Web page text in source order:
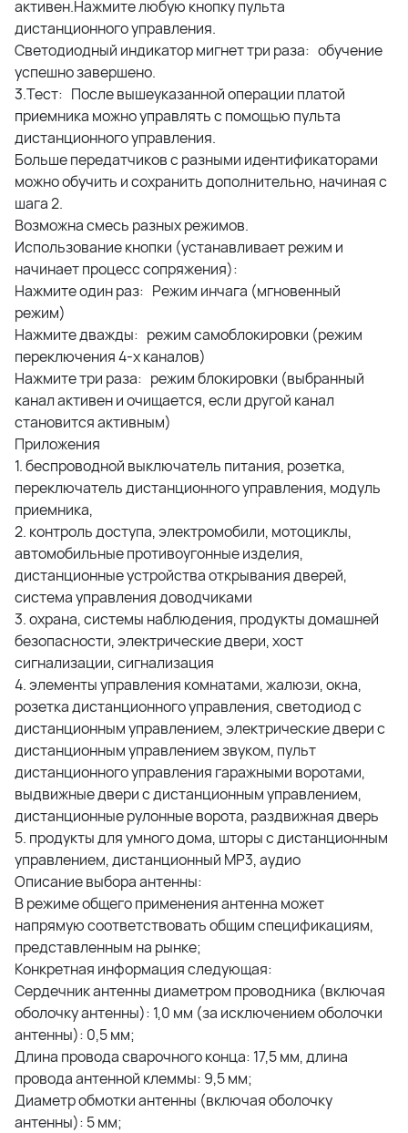
активен.Нажмите любую кнопку пульта
дистанционного управления.
Светодиодный индикатор мигнет три раза: обучение
успешно завершено.
3.Тест: После вышеуказанной операции платой
приемника можно управлять с помощью пульта
дистанционного управления.
Больше передатчиков с разными идентификаторами
можно обучить и сохранить дополнительно, начиная с
шага 2.
Возможна смесь разных режимов.
Использование кнопки (устанавливает режим и
начинает процесс сопряжения):
Нажмите один раз: Режим инчага (мгновенный
режим)
Нажмите дважды: режим самоблокировки (режим
переключения 4-х каналов)
Нажмите три раза: режим блокировки (выбранный
канал активен и очищается, если другой канал
становится активным)
Приложения
1. беспроводной выключатель питания, розетка,
переключатель дистанционного управления, модуль
приемника,
2. контроль доступа, электромобили, мотоциклы,
автомобильные противоугонные изделия,
дистанционные устройства открывания дверей,
система управления доводчиками
3. охрана, системы наблюдения, продукты домашней
безопасности, электрические двери, хост
сигнализации, сигнализация
4. элементы управления комнатами, жалюзи, окна,
розетка дистанционного управления, светодиод с
дистанционным управлением, электрические двери с
дистанционным управлением звуком, пульт
дистанционного управления гаражными воротами,
выдвижные двери с дистанционным управлением,
дистанционные рулонные ворота, раздвижная дверь
5. продукты для умного дома, шторы с дистанционным
управлением, дистанционный MP3, аудио
Описание выбора антенны:
В режиме общего применения антенна может
напрямую соответствовать общим спецификациям,
представленным на рынке;
Конкретная информация следующая:
Сердечник антенны диаметром проводника (включая
оболочку антенны): 1,0 мм (за исключением оболочки
антенны): 0,5 мм;
Длина провода сварочного конца: 17,5 мм, длина
провода антенной клеммы: 9,5 мм;
Диаметр обмотки антенны (включая оболочку
антенны): 5 мм;